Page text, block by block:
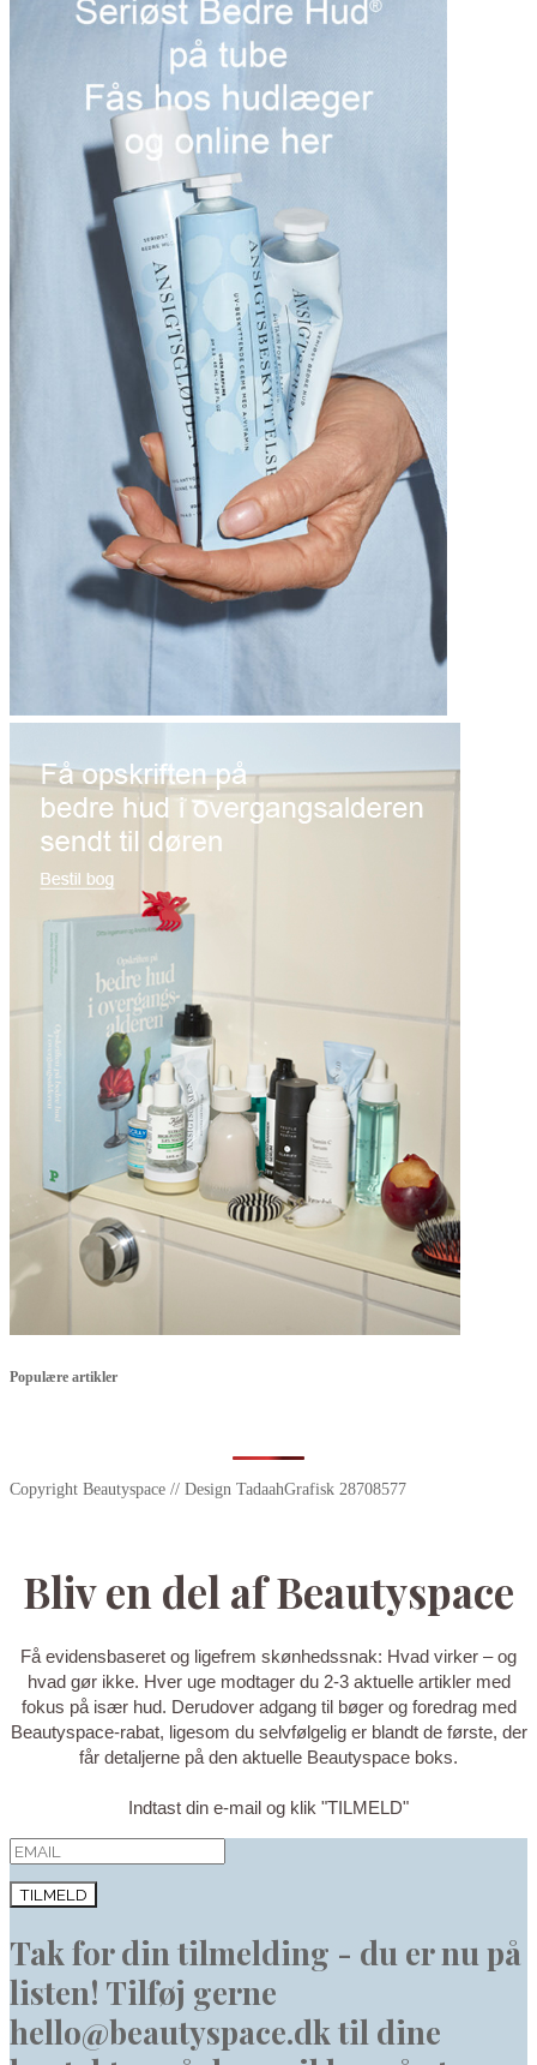
Populære artikler
Copyright Beautyspace // Design TadaahGrafisk 28708577
Bliv en del af Beautyspace
Få evidensbaseret og ligefrem skønhedssnak: Hvad virker – og
hvad gør ikke. Hver uge modtager du 2-3 aktuelle artikler med
fokus på især hud. Derudover adgang til bøger og foredrag med
Beautyspace-rabat, ligesom du selvfølgelig er blandt de første, der
får detaljerne på den aktuelle Beautyspace boks.
Indtast din e-mail og klik "TILMELD"
TILMELD
Tak for din tilmelding - du er nu på
listen! Tilføj gerne
hello@beautyspace.dk til dine